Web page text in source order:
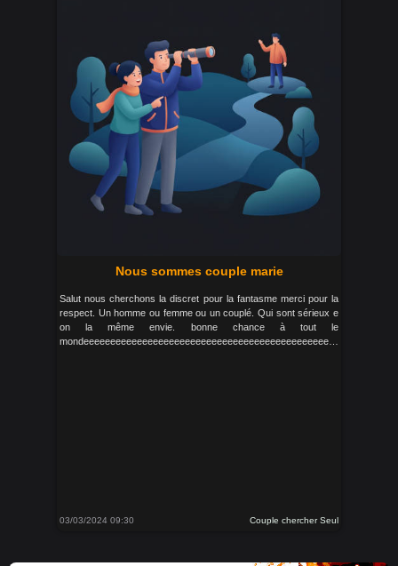
Nous sommes couple marie
Salut nous cherchons la discret pour la fantasme merci pour la
respect. Un homme ou femme ou un couplé. Qui sont sérieux e
on la même envie. bonne chance à tout le
03/03/2024 09:30 Couple chercher Seul